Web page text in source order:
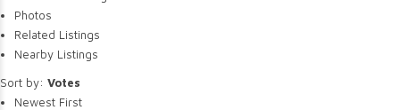
Photos
Related Listings
Nearby Listings
Sort by: Votes
Newest First